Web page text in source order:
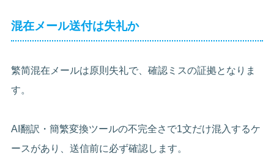
混在メール送付は失礼か
繁简混在メールは原則失礼で、確認ミスの証拠となりま
す。
AI翻訳・簡繁変換ツールの不完全さで1文だけ混入するケ
ースがあり、送信前に必ず確認します。